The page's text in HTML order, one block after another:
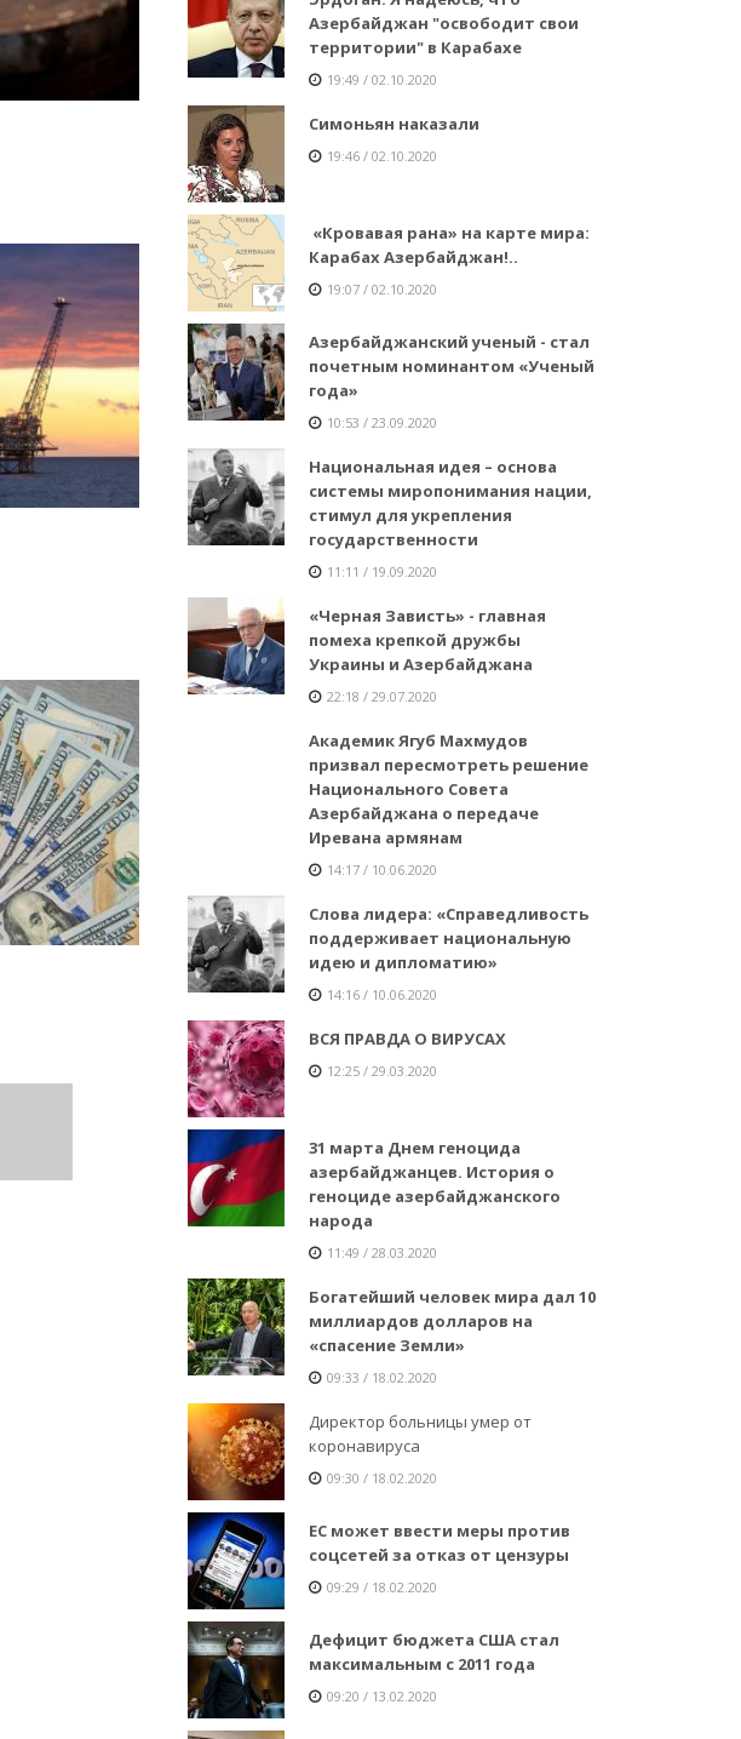
Азербайджан "освободит свои
территории" в Карабахе
19:49 / 02.10.2020
Симоньян наказали
19:46 / 02.10.2020
«Кровавая рана» на карте мира:
Карабах Азербайджан!..
19:07 / 02.10.2020
Азербайджанский ученый - стал
почетным номинантом «Ученый
года»
10:53 / 23.09.2020
Национальная идея – основа
системы миропонимания нации,
стимул для укрепления
государственности
11:11 / 19.09.2020
«Черная Зависть» - главная
помеха крепкой дружбы
Украины и Азербайджана
22:18 / 29.07.2020
Академик Ягуб Махмудов
призвал пересмотреть решение
Национального Совета
Азербайджана о передаче
Иревана армянам
14:17 / 10.06.2020
Слова лидера: «Справедливость
поддерживает национальную
идею и дипломатию»
14:16 / 10.06.2020
ВСЯ ПРАВДА О ВИРУСАХ
12:25 / 29.03.2020
31 марта Днем геноцида
азербайджанцев. История о
геноциде азербайджанского
народа
11:49 / 28.03.2020
Богатейший человек мира дал 10
миллиардов долларов на
«спасение Земли»
09:33 / 18.02.2020
Директор больницы умер от
коронавируса
09:30 / 18.02.2020
ЕС может ввести меры против
соцсетей за отказ от цензуры
09:29 / 18.02.2020
Дефицит бюджета США стал
максимальным с 2011 года
09:20 / 13.02.2020